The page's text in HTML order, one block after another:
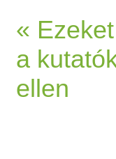
rendre
nem
olyat az
«
a
ellen